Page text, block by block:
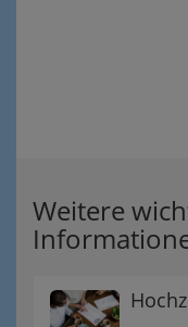
Weitere